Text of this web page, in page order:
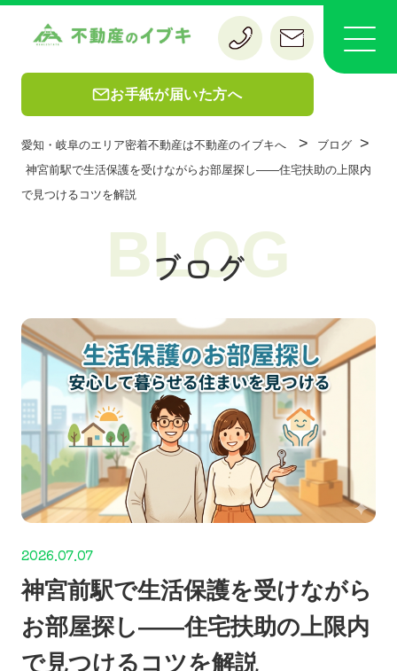
お手紙が届いた方へ
愛知・岐阜のエリア密着不動産は不動産のイブキへ > ブログ >
神宮前駅で生活保護を受けながらお部屋探し——住宅扶助の上限内
で見つけるコツを解説
ブログ
BLOG
2026.07.07
神宮前駅で生活保護を受けながら
お部屋探し——住宅扶助の上限内
で見つけるコツを解説